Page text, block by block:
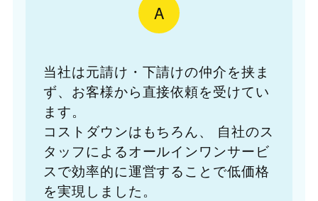
A
当社は元請け・下請けの仲介を挟ま
ず、お客様から直接依頼を受けてい
ます。
コストダウンはもちろん、
自社のス
タッフによるオールインワンサービ
スで効率的に運営することで低価格
を実現しました。